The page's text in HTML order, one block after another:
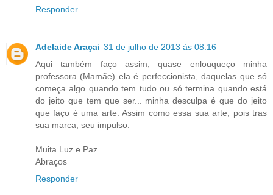
Responder
Adelaide Araçai 31 de julho de 2013 às 08:16
Aqui também faço assim, quase enlouqueço minha
professora (Mamãe) ela é perfeccionista, daquelas que só
começa algo quando tem tudo ou só termina quando está
do jeito que tem que ser... minha desculpa é que do jeito
que faço é uma arte. Assim como essa sua arte, pois tras
sua marca, seu impulso.
Muita Luz e Paz
Abraços
Responder